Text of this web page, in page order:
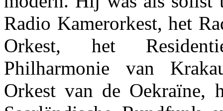
Radio Kamerorkest, het
Orkest, het
Philharmonie van
Orkest van de Oekraïne,